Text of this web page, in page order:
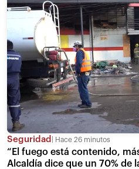
Seguridad Hace 26 minutos
“El fuego está contenido,
Alcaldía dice que un 70% de